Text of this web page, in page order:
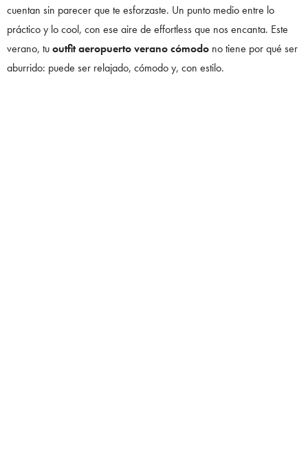
cuentan sin parecer que te esforzaste. Un punto medio entre lo
práctico y lo cool, con ese aire de effortless que nos encanta. Este
verano, tuoutfit aeropuerto verano cómodo no tiene por qué ser
aburrido: puede ser relajado, cómodo y, con estilo.